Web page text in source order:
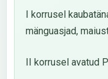
I korrusel
mänguasjad,
II korrusel avatud